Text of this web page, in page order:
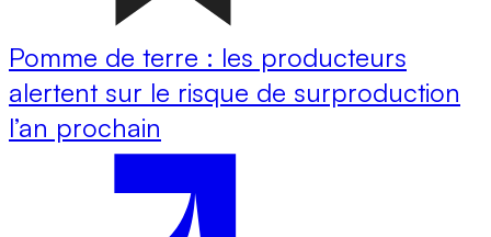
Pomme de terre : les producteurs
alertent sur le risque de surproduction
l’an prochain